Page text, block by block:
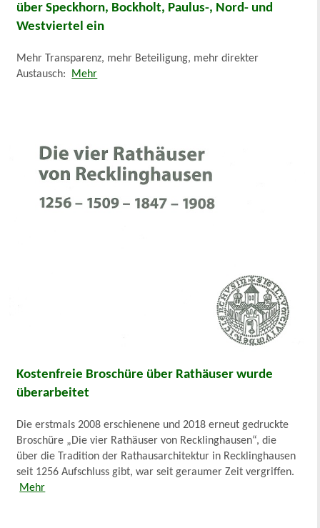
über Speckhorn, Bockholt, Paulus-, Nord- und
Westviertel ein
Mehr Transparenz, mehr Beteiligung, mehr direkter
Austausch:
Mehr
Kostenfreie Broschüre über Rathäuser wurde
überarbeitet
Die erstmals 2008 erschienene und 2018 erneut gedruckte
Broschüre „Die vier Rathäuser von Recklinghausen“, die
über die Tradition der Rathausarchitektur in Recklinghausen
seit 1256 Aufschluss gibt, war seit geraumer Zeit vergriffen.
Mehr